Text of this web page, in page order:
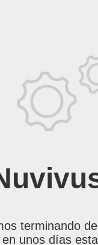
terminando
unos días